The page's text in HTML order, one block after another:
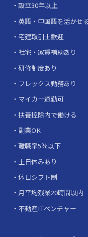
設立30年以上
英語・中国語を活かせる
宅建取引士歓迎
社宅・家賃補助あり
研修制度あり
フレックス勤務あり
マイカー通勤可
扶養控除内で働ける
副業OK
離職率5％以下
土日休みあり
休日シフト制
月平均残業20時間以内
不動産ITベンチャー